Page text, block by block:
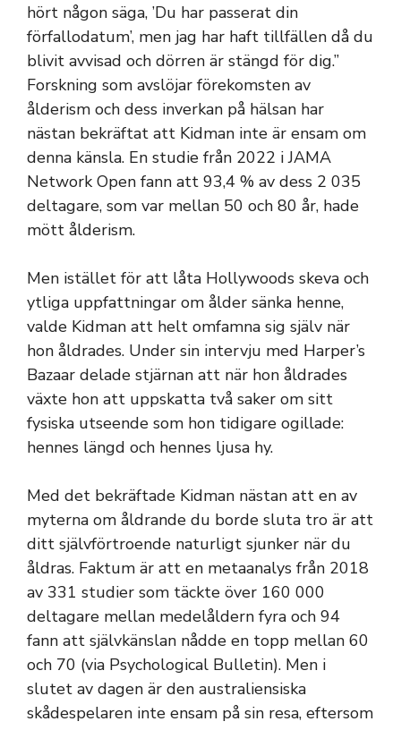
hört någon säga, ’Du har passerat din
förfallodatum’, men jag har haft tillfällen då du
blivit avvisad och dörren är stängd för dig.”
Forskning som avslöjar förekomsten av
ålderism och dess inverkan på hälsan har
nästan bekräftat att Kidman inte är ensam om
denna känsla. En studie från 2022 i JAMA
Network Open fann att 93,4 % av dess 2 035
deltagare, som var mellan 50 och 80 år, hade
mött ålderism.
Men istället för att låta Hollywoods skeva och
ytliga uppfattningar om ålder sänka henne,
valde Kidman att helt omfamna sig själv när
hon åldrades. Under sin intervju med Harper’s
Bazaar delade stjärnan att när hon åldrades
växte hon att uppskatta två saker om sitt
fysiska utseende som hon tidigare ogillade:
hennes längd och hennes ljusa hy.
Med det bekräftade Kidman nästan att en av
myterna om åldrande du borde sluta tro är att
ditt självförtroende naturligt sjunker när du
åldras. Faktum är att en metaanalys från 2018
av 331 studier som täckte över 160 000
deltagare mellan medelåldern fyra och 94
fann att självkänslan nådde en topp mellan 60
och 70 (via Psychological Bulletin). Men i
slutet av dagen är den australiensiska
skådespelaren inte ensam på sin resa, eftersom